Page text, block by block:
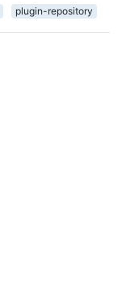
plugin-repository